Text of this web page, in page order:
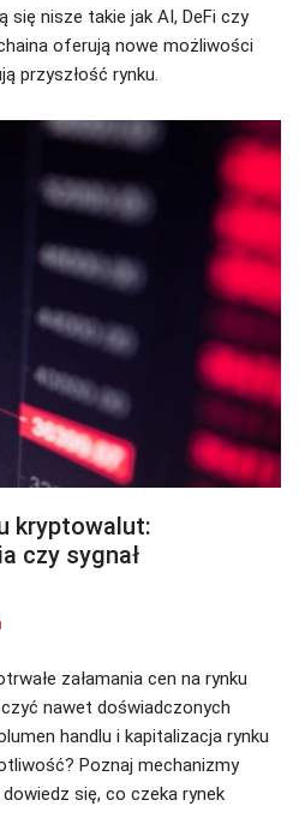
się nisze takie jak AI, DeFi czy
oferują nowe możliwości
przyszłość rynku.
kryptowalut:
czy sygnał
załamania cen na rynku
nawet doświadczonych
handlu i kapitalizacja rynku
Poznaj mechanizmy
się, co czeka rynek